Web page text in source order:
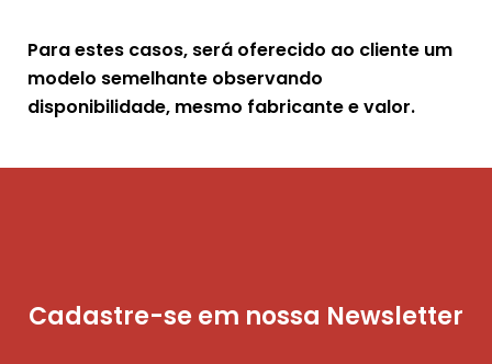
Para estes casos, será oferecido ao cliente um
modelo semelhante observando
disponibilidade, mesmo fabricante e valor.
Cadastre-se em nossa Newsletter